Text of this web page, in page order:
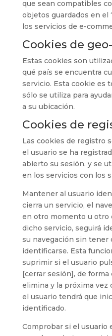
que sean compatibles
objetos guardados en el
los servicios de e-
Cookies de
Estas cookies son
qué país se encuentra
servicio. Esta cookie es
sólo se utiliza para
a su ubicación.
Cookies de
Las cookies de registro
el usuario se ha
abierto su sesión, y se
en los servicios con los
Mantener al usuario
cierra un servicio, el
en otro momento u otro
dicho servicio, seguirá
su navegación sin tener
identificarse. Esta
suprimir si el usuario
[cerrar sesión], de forma
elimina y la próxima vez
el usuario tendrá que
identificado.
Comprobar si el usuario